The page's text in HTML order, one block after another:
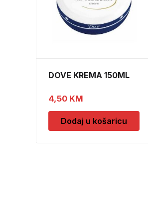
DOVE KREMA 150ML
4,50 KM
Dodaj u košaricu